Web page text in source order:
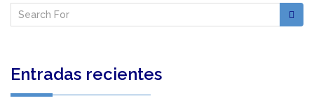
Entradas recientes